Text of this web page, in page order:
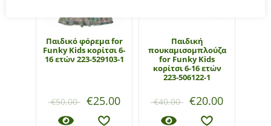
Παιδικό φόρεμα for
Funky Kids κορίτσι 6-
16 ετών 223-529103-1
€50.00 €25.00
Παιδική
πουκαμισομπλούζα
for Funky Kids
κορίτσι 6-16 ετών
223-506122-1
€40.00 €20.00